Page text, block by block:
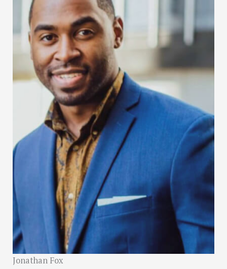
Jonathan Fox